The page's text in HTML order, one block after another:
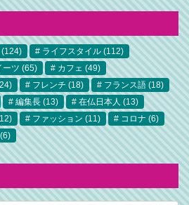
(124) ライフスタイル (112)
ーツ (65) カフェ (49)
フレンチ (18) フランス語 (18)
編集長 (13) 在仏日本人 (13)
ファッション (11) コロナ (6)
(6)